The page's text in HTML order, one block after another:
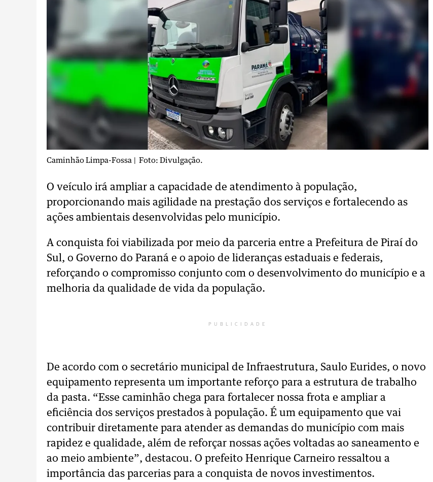
Caminhão Limpa-Fossa | Foto: Divulgação.
O veículo irá ampliar a capacidade de atendimento à população,
proporcionando mais agilidade na prestação dos serviços e fortalecendo as
ações ambientais desenvolvidas pelo município.
A conquista foi viabilizada por meio da parceria entre a Prefeitura de Piraí do
Sul, o Governo do Paraná e o apoio de lideranças estaduais e federais,
reforçando o compromisso conjunto com o desenvolvimento do município e a
melhoria da qualidade de vida da população.
PUBLICIDADE
De acordo com o secretário municipal de Infraestrutura, Saulo Eurides, o novo
equipamento representa um importante reforço para a estrutura de trabalho
da pasta. “Esse caminhão chega para fortalecer nossa frota e ampliar a
eficiência dos serviços prestados à população. É um equipamento que vai
contribuir diretamente para atender as demandas do município com mais
rapidez e qualidade, além de reforçar nossas ações voltadas ao saneamento e
ao meio ambiente”, destacou. O prefeito Henrique Carneiro ressaltou a
importância das parcerias para a conquista de novos investimentos.